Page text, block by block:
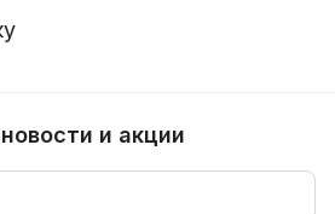
и акции